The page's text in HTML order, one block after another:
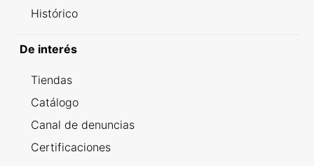
Histórico
De interés
Tiendas
Catálogo
Canal de denuncias
Certificaciones